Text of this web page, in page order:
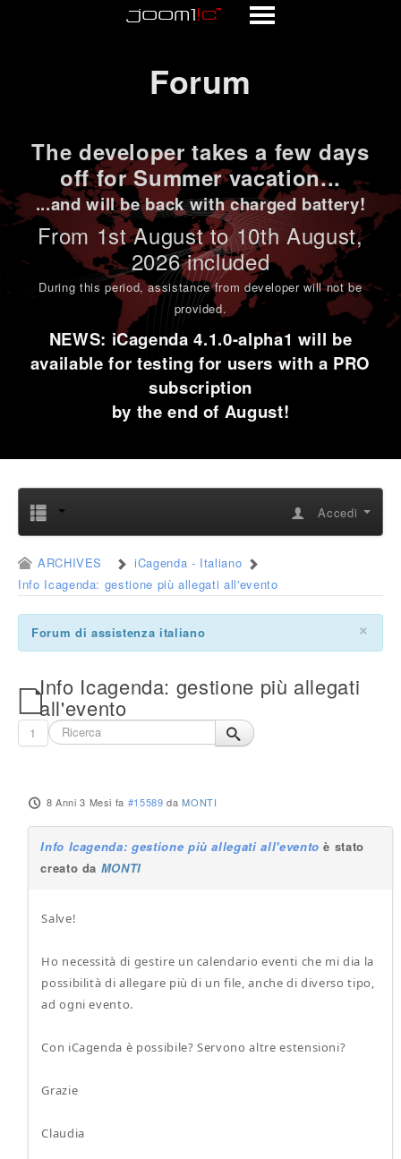
Forum
The developer takes a few days
off for Summer vacation...
...and will be back with charged battery!
From 1stAugust to 10th August,
2026 included
During this period,assistance from developer will not be
provided.
NEWS: iCagenda 4.1.0-alpha1 will be
available for testing for users with a PRO
subscription
by the end of August!
Accedi
ARCHIVES
iCagenda - Italiano
Info Icagenda: gestione più allegati all'evento
×
Forum di assistenza italiano
Info Icagenda: gestione più allegati
all'evento
1
8 Anni 3 Mesi fa #15589 daMONTI
Info Icagenda: gestione più allegati all'evento è stato
creato da MONTI
Salve!
Ho necessità di gestire un calendario eventi che mi dia la
possibilità di allegare più di un file, anche di diverso tipo,
ad ogni evento.
Con iCagenda è possibile? Servono altre estensioni?
Grazie
Claudia